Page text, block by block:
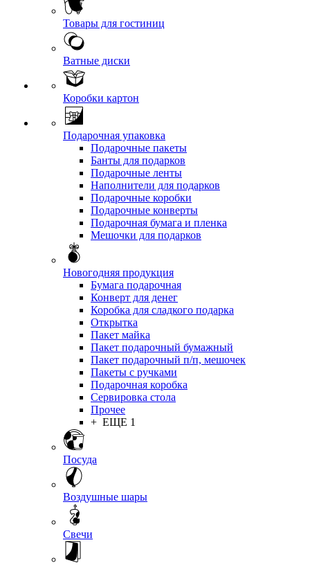
Товары для гостиниц
Ватные диски
Коробки картон
Подарочная упаковка
Подарочные пакеты
Банты для подарков
Подарочные ленты
Наполнители для подарков
Подарочные коробки
Подарочные конверты
Подарочная бумага и пленка
Мешочки для подарков
Новогодняя продукция
Бумага подарочная
Конверт для денег
Коробка для сладкого подарка
Открытка
Пакет майка
Пакет подарочный бумажный
Пакет подарочный п/п, мешочек
Пакеты с ручками
Подарочная коробка
Сервировка стола
Прочее
+ ЕЩЕ 1
Посуда
Воздушные шары
Свечи